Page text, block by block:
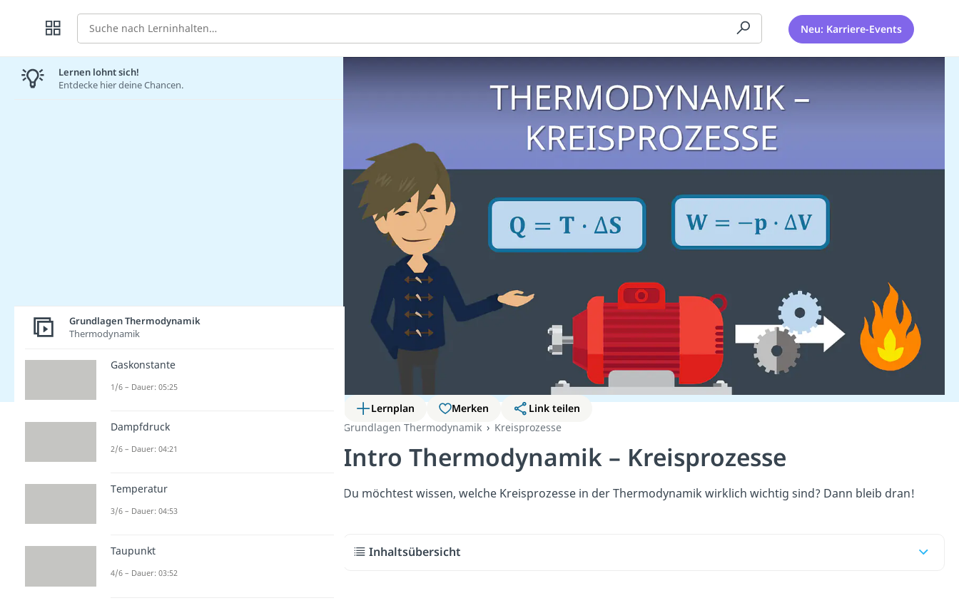
Suche Neu: Karriere-Events
Lernplan Merken
Link teilen
Grundlagen Thermodynamik
Kreisprozesse
Intro Thermodynamik – Kreisprozesse
Du möchtest wissen, welche Kreisprozesse in der Thermodynamik wirklich wichtig sind? Dann bleib dran!
Inhaltsübersicht
Lernen lohnt sich!
Entdecke hier deine Chancen.
Grundlagen Thermodynamik
Thermodynamik
Gaskonstante
1/6 – Dauer: 05:25
Dampfdruck
2/6 – Dauer: 04:21
Temperatur
3/6 – Dauer: 04:53
Taupunkt
4/6 – Dauer: 03:52